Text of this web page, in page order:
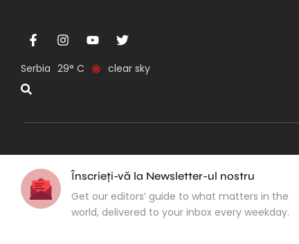
Serbia 29 clear sky
Înscrieți-vă la Newsletter-ul nostru
Get our editors’ guide to what matters in the
world, delivered to your inbox every weekday.